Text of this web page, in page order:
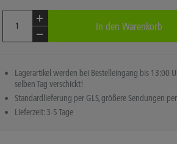
In den Warenkorb
Lagerartikel werden bei Bestelleingang bis 13:00
selben Tag verschickt!
Standardlieferung per GLS, größere Sendungen
Lieferzeit: 3-5 Tage